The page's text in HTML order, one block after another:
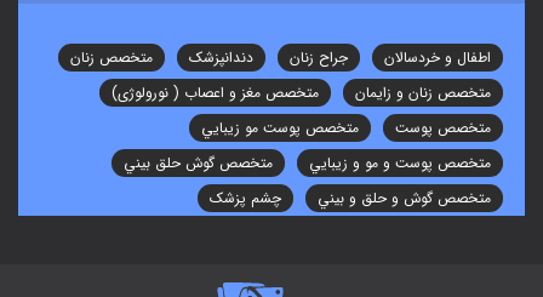
اطفال و خردسالان جراح زنان دندانپزشک
متخصص زنان
متخصص زنان و زایمان
متخصص مغز و اعصاب ( نورولوژی)
متخصص پوست
متخصص پوست مو زيبايي
متخصص پوست و مو و زيبايي
متخصص گوش حلق بيني
متخصص گوش و حلق و بيني
چشم پزشک